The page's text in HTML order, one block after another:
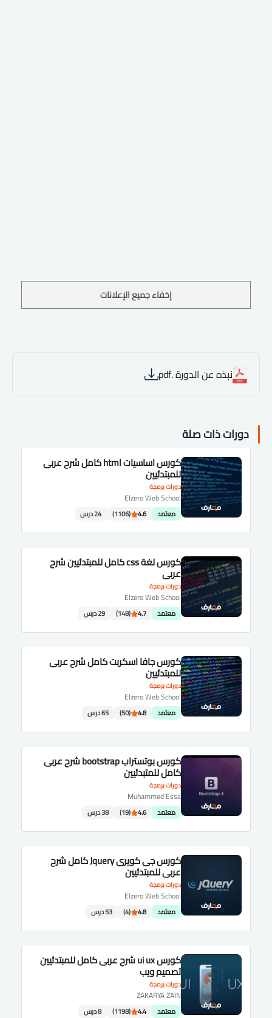
إخفاء جميع الإعلانات
نبذه عن الدورة .pdf
دورات ذات صلة
دورات برمجة
كورس اساسيات html كامل شرح عربى
للمبتدئيين
Elzero Web School
معتمد 4.6
(1106) 24 درس
دورات برمجة
كورس لغة css كامل للمبتدئيين شرح
عربى
Elzero Web School
معتمد 4.7
(148) 29 درس
دورات برمجة
كورس جافا اسكربت كامل شرح عربى
للمبتدئيين
Elzero Web School
معتمد 4.8
(50) 65 درس
دورات برمجة
كورس بوتستراب bootstrap شرح عربى
كامل للمتبدئيين
Muhammed Essa
معتمد 4.6
(19) 38 درس
دورات برمجة
كورس جى كويرى Jquery كامل شرح
عربى للمبتدئيين
Elzero Web School
معتمد 4.8
(4) 53 درس
دورات برمجة
كورس ui ux شرح عربى كامل للمبتدئيين
تصميم ويب
ZAKARYA ZAIN
معتمد 4.4
(1198) 8 درس